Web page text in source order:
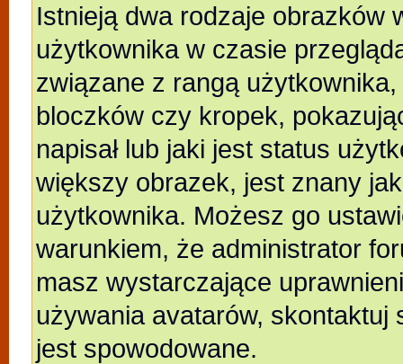
Istnieją dwa rodzaje obrazków
użytkownika w czasie
związane z rangą
bloczków czy kropek,
napisał lub jaki jest status
większy obrazek, jest znany
użytkownika. Możesz go
warunkiem, że administrator
masz wystarczające
używania avatarów,
jest spowodowane.